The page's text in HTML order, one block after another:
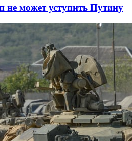
не может уступить Путину